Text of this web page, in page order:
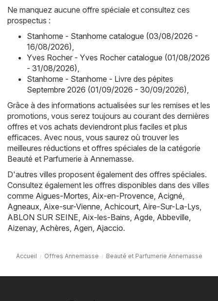
Ne manquez aucune offre spéciale et consultez ces
prospectus :
Stanhome - Stanhome catalogue (03/08/2026 -
16/08/2026),
Yves Rocher - Yves Rocher catalogue (01/08/2026
- 31/08/2026),
Stanhome - Stanhome - Livre des pépites
Septembre 2026 (01/09/2026 - 30/09/2026),
Grâce à des informations actualisées sur les remises et les
promotions, vous serez toujours au courant des dernières
offres et vos achats deviendront plus faciles et plus
efficaces. Avec nous, vous saurez où trouver les
meilleures réductions et offres spéciales de la catégorie
Beauté et Parfumerie à Annemasse.
D'autres villes proposent également des offres spéciales.
Consultez également les offres disponibles dans des villes
comme Aigues-Mortes, Aix-en-Provence, Acigné,
Agneaux, Aixe-sur-Vienne, Achicourt, Aire-Sur-La-Lys,
ABLON SUR SEINE, Aix-les-Bains, Agde, Abbeville,
Aizenay, Achères, Agen, Ajaccio.
Accueil Offres Annemasse Beauté et Parfumerie Annemasse